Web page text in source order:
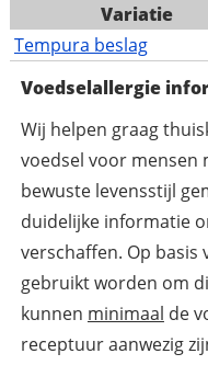
Variatie
Tempura beslag
Voedselallergie
Wij helpen graag
voedsel voor mensen
bewuste levensstijl
duidelijke informatie
verschaffen. Op basis
gebruikt worden om
kunnen minimaal de
receptuur aanwezig